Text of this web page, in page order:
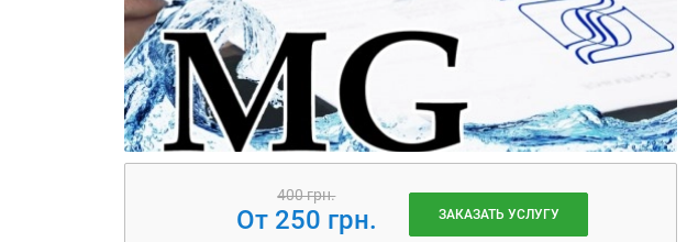
400 грн.
От 250 грн. ЗАКАЗАТЬ УСЛУГУ